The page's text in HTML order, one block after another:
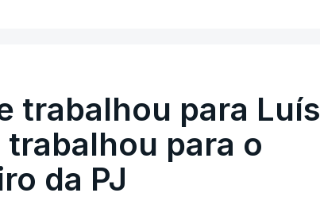
trabalhou para Luís
para o
da PJ